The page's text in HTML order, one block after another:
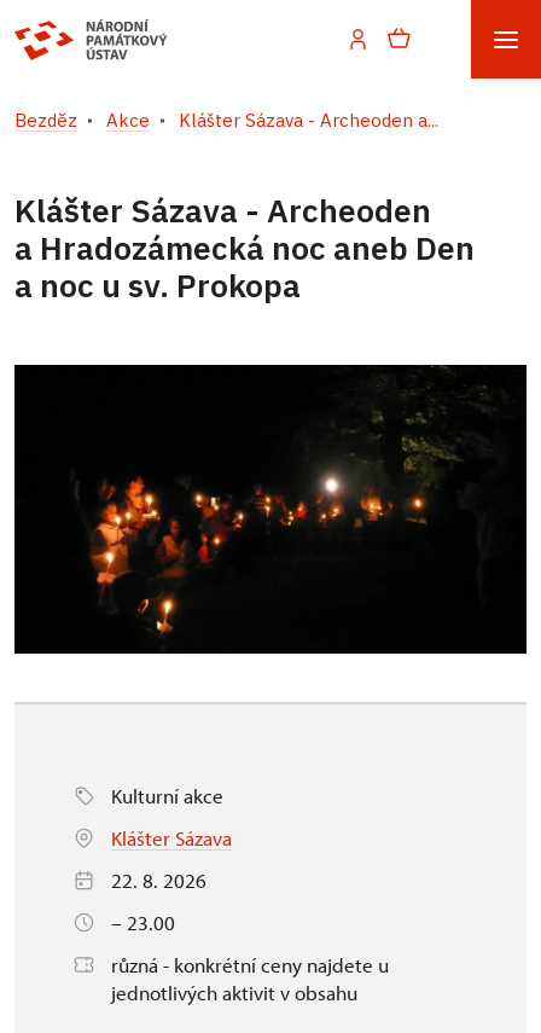
Bezděz Akce Klášter Sázava - Archeoden a...
Klášter Sázava - Archeoden
a Hradozámecká noc aneb Den
a noc u sv. Prokopa
Kulturní akce
Klášter Sázava
22. 8. 2026
– 23.00
různá - konkrétní ceny najdete u
jednotlivých aktivit v obsahu